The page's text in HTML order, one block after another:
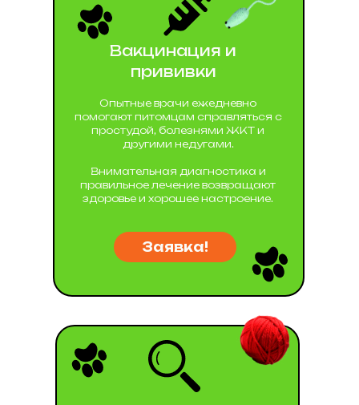
Опытные врачи ежедневно
помогают питомцам справляться с
простудой, болезнями ЖКТ и
другими недугами.
Внимательная диагностика и
правильное лечение возвращают
здоровье и хорошее настроение.
Вакцинация и
прививки
Заявка!